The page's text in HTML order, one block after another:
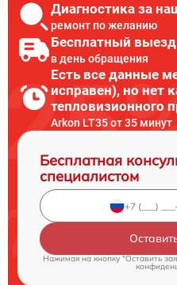
Диагностика за
ремонт по желанию
Бесплатный выезд
в день обращения
Есть все данные
исправен), но нет
тепловизионного
Arkon LT35 от 35 минут
Бесплатная
специалистом
Нажимая на кнопку "Оставить